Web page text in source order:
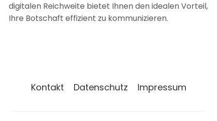
digitalen Reichweite bietet Ihnen den idealen Vorteil,
Ihre Botschaft effizient zu kommunizieren.
Kontakt Datenschutz Impressum